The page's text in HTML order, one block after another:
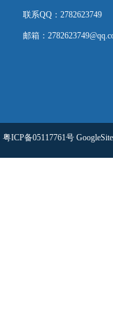
联系QQ：2782623749
邮箱：
粤ICP备05117761号